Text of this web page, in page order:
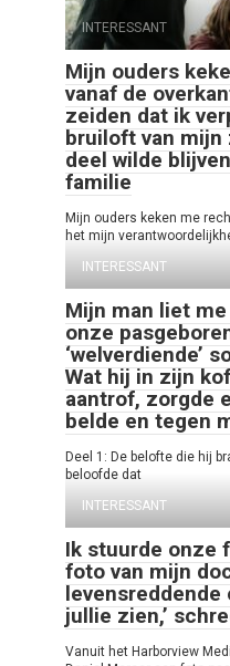
INTERESSANT
Mijn ouders
vanaf de
zeiden dat ik
bruiloft van mijn
deel wilde
familie
Mijn ouders keken me
het mijn
INTERESSANT
Mijn man liet
onze
‘welverdiende’
Wat hij in zijn
aantrof, zorgde
belde en tegen
Deel 1: De belofte die hij
beloofde dat
INTERESSANT
Ik stuurde onze
foto van mijn
levensreddende
jullie zien,’
Vanuit het Harborview